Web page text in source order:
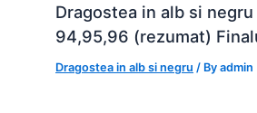
Dragostea in alb si
94,95,96 (rezumat)
Dragostea in alb si negru / Byadmin